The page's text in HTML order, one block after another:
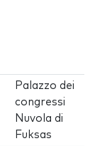
Palazzo dei
congressi
Nuvola di
Fuksas